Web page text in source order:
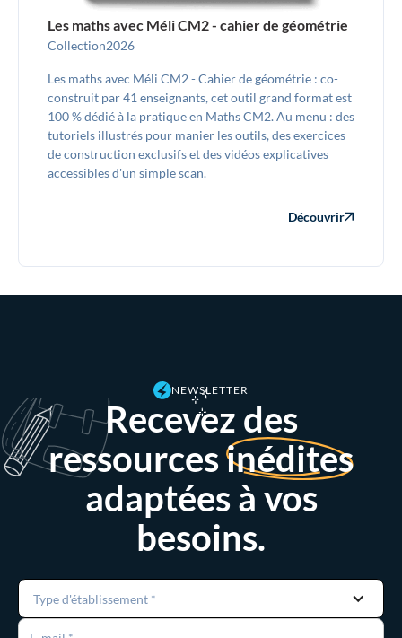
Les maths avec Méli CM2 - cahier de géométrie
Collection2026
Les maths avec Méli CM2 - Cahier de géométrie : co-
construit par 41 enseignants, cet outil grand format est
100 % dédié à la pratique en Maths CM2. Au menu : des
tutoriels illustrés pour manier les outils, des exercices
de construction exclusifs et des vidéos explicatives
accessibles d'un simple scan.
Découvrir
NEWSLETTER
Recevez des
ressourcesinédites
adaptées à vos
besoins.
Type d'établissement *